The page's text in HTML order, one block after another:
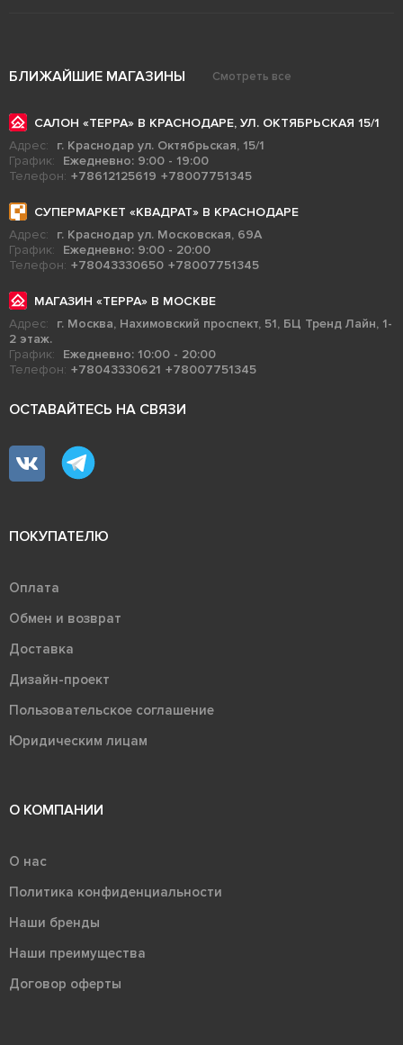
БЛИЖАЙШИЕ МАГАЗИНЫ Смотреть все
САЛОН «ТЕРРА» В КРАСНОДАРЕ, УЛ. ОКТЯБРЬСКАЯ 15/1
Адрес:
г. Краснодар ул. Октябрьская, 15/1
График:
Ежедневно: 9:00 - 19:00
Телефон: +78612125619 +78007751345
СУПЕРМАРКЕТ «КВАДРАТ» В КРАСНОДАРЕ
Адрес:
г. Краснодар ул. Московская, 69А
График:
Ежедневно: 9:00 - 20:00
Телефон: +78043330650 +78007751345
МАГАЗИН «ТЕРРА» В МОСКВЕ
Адрес:
г. Москва, Нахимовский проспект, 51, БЦ Тренд Лайн, 1-
2 этаж.
График:
Ежедневно: 10:00 - 20:00
Телефон: +78043330621 +78007751345
ОСТАВАЙТЕСЬ НА СВЯЗИ
ПОКУПАТЕЛЮ
Оплата
Обмен и возврат
Доставка
Дизайн-проект
Пользовательское соглашение
Юридическим лицам
О КОМПАНИИ
О нас
Политика конфиденциальности
Наши бренды
Наши преимущества
Договор оферты